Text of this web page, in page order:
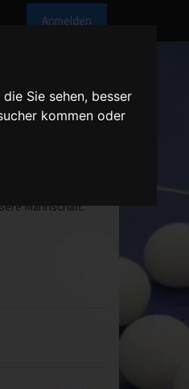
Sie sehen, besser
kommen oder
Anmelden
Mannschaft: